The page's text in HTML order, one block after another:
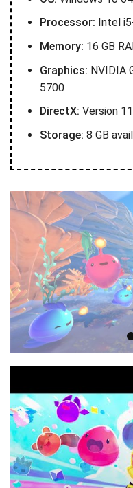
Processor: Intel
Memory: 16 GB
Graphics: NVIDIA
5700
DirectX: Version 11
Storage: 8 GB